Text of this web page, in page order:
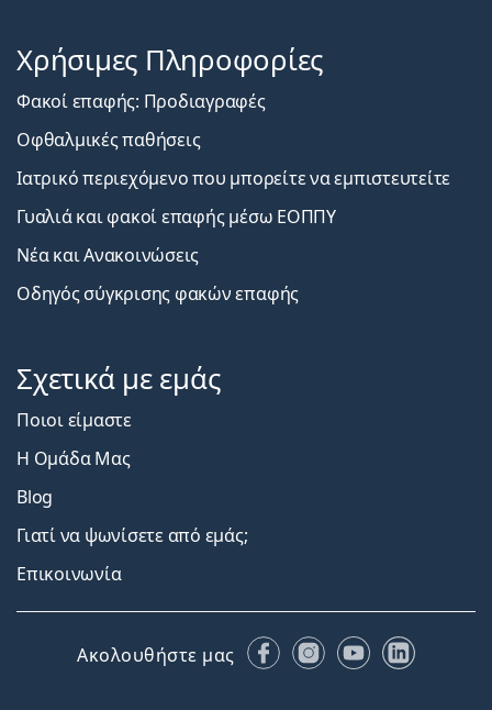
Χρήσιμες Πληροφορίες
Φακοί επαφής: Προδιαγραφές
Οφθαλμικές παθήσεις
Ιατρικό περιεχόμενο που μπορείτε να εμπιστευτείτε
Γυαλιά και φακοί επαφής μέσω ΕΟΠΠΥ
Νέα και Ανακοινώσεις
Οδηγός σύγκρισης φακών επαφής
Σχετικά με εμάς
Ποιοι είμαστε
Η Ομάδα Μας
Blog
Γιατί να ψωνίσετε από εμάς;
Επικοινωνία
Ακολουθήστε μας FacebookInstagram
YouTubeLinkedIn